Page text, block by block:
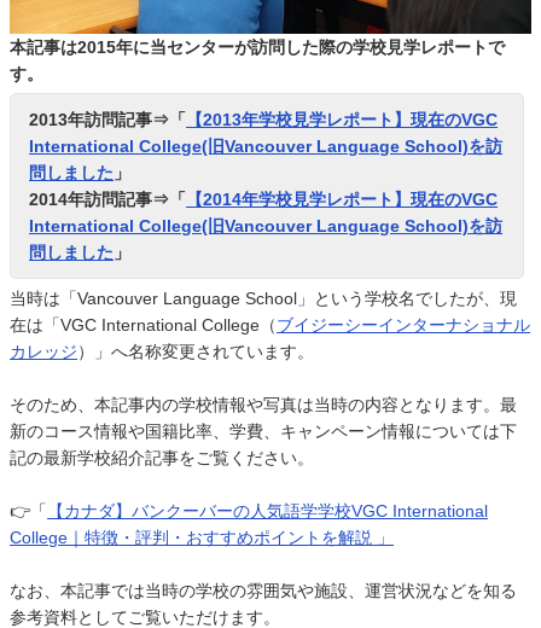
本記事は2015年に当センターが訪問した際の学校見学レポートで
す。
2013年訪問記事⇒「 【2013年学校見学レポート】現在のVGC
International College(旧Vancouver Language School)を訪
問しました 」
2014年訪問記事⇒「 【2014年学校見学レポート】現在のVGC
International College(旧Vancouver Language School)を訪
問しました 」
当時は「Vancouver Language School」という学校名でしたが、現
在は「VGC International College（ブイジーシーインターナショナル
カレッジ）」へ名称変更されています。
そのため、本記事内の学校情報や写真は当時の内容となります。最
新のコース情報や国籍比率、学費、キャンペーン情報については下
記の最新学校紹介記事をご覧ください。
👉「
【カナダ】バンクーバーの人気語学学校VGC International
College｜特徴・評判・おすすめポイントを解説 」
なお、本記事では当時の学校の雰囲気や施設、運営状況などを知る
参考資料としてご覧いただけます。